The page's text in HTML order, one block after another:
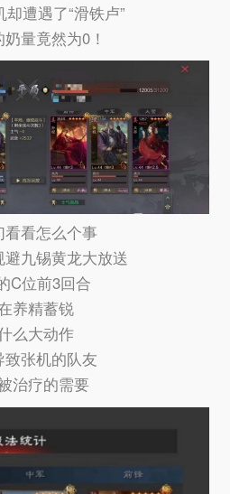
遭遇了“滑铁卢”
量竟然为0！
看看怎么个事
避九锡黄龙大放送
C位前3回合
养精蓄锐
么大动作
致张机的队友
治疗的需要